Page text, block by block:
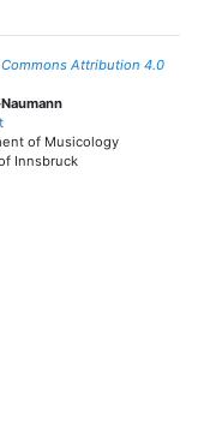
Commons Attribution 4.0
of Musicology
Innsbruck